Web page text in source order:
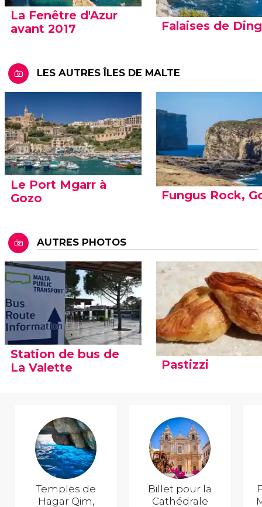
La Fenêtre d'Azur
avant 2017
Falaises de
LES AUTRES ÎLES DE MALTE
Le Port Mgarr à
Gozo
Fungus Rock,
AUTRES PHOTOS
Station de bus de
La Valette
Pastizzi
Temples de
Hagar Qim,
Billet pour la
Cathédrale